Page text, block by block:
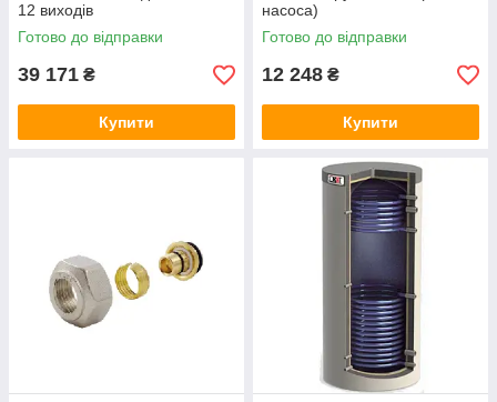
12 виходів
Готово до відправки
39 171 ₴
Купити
насоса)
Готово до відправки
12 248 ₴
Купити